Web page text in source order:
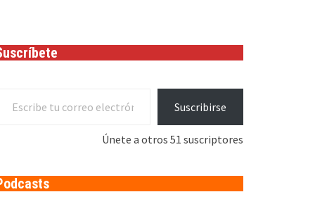
Suscribirse
Únete a otros 51 suscriptores